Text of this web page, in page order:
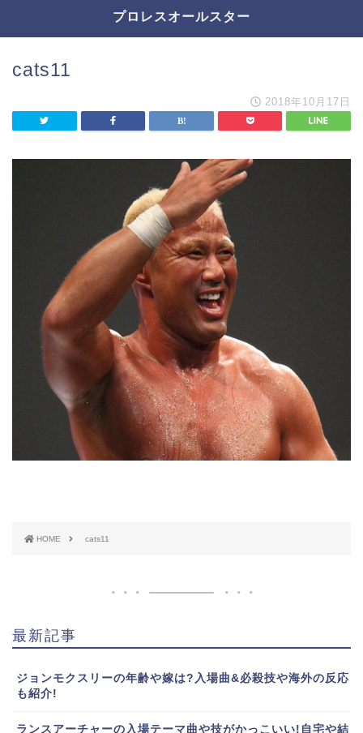
プロレスオールスター
cats11
2018年10月17日
HOME cats11
最新記事
ジョンモクスリーの年齢や嫁は?入場曲&必殺技や海外の反応
も紹介!
ランスアーチャーの入場テーマ曲や技がかっこいい!自宅や結